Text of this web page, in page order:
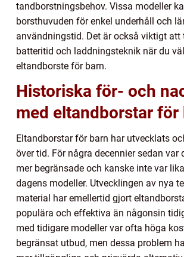
tandborstningsbehov. Vissa modeller
borsthuvuden för enkel underhåll och
användningstid. Det är också viktigt att
batteritid och laddningsteknik när du
eltandborste för barn.
Historiska för- och
med eltandborstar för
Eltandborstar för barn har utvecklats
över tid. För några decennier sedan var
mer begränsade och kanske inte var
dagens modeller. Utvecklingen av nya
material har emellertid gjort
populära och effektiva än någonsin
med tidigare modeller var ofta höga
begränsat utbud, men dessa problem